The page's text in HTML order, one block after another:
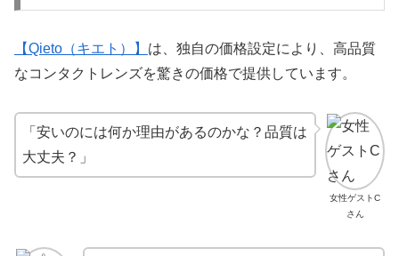
【Qieto（キエト）】 は、独自の価格設定により、高品質
なコンタクトレンズを驚きの価格で提供しています。
女性ゲストC
さん
「安いのには何か理由があるのかな？品質は
大丈夫？」